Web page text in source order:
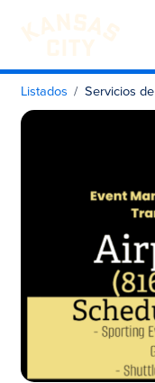
Visita KC
Ir al contenido
Listados